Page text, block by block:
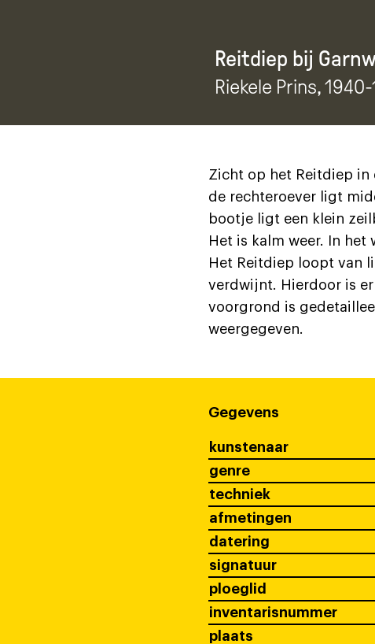
Reitdiep bij
Riekele Prins,
Zicht op het Reitdiep in
de rechteroever ligt
bootje ligt een klein
Het is kalm weer. In het
Het Reitdiep loopt van
verdwijnt. Hierdoor is
voorgrond is
weergegeven.
Gegevens
kunstenaar
genre
techniek
afmetingen
datering
signatuur
ploeglid
inventarisnummer
plaats